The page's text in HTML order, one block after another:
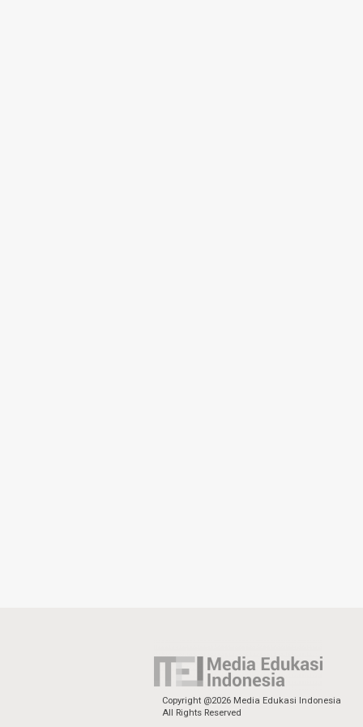
Copyright @2026 Media Edukasi Indonesia
All Rights Reserved